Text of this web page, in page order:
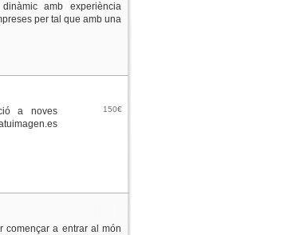
amb experiència
per tal que amb una
a noves
150€
començar a entrar al món